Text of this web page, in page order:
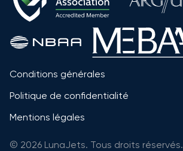
Conditions générales
Politique de confidentialité
Mentions légales
© 2026 LunaJets. Tous droits réservés.